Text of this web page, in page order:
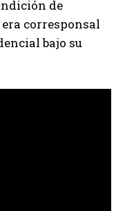
de
corresponsal
bajo su